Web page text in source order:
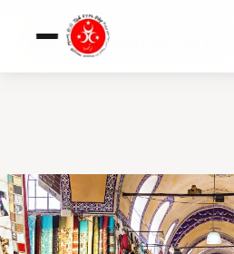
Mercati a Istanbul: Guida ai Bazar e allo Shopp...